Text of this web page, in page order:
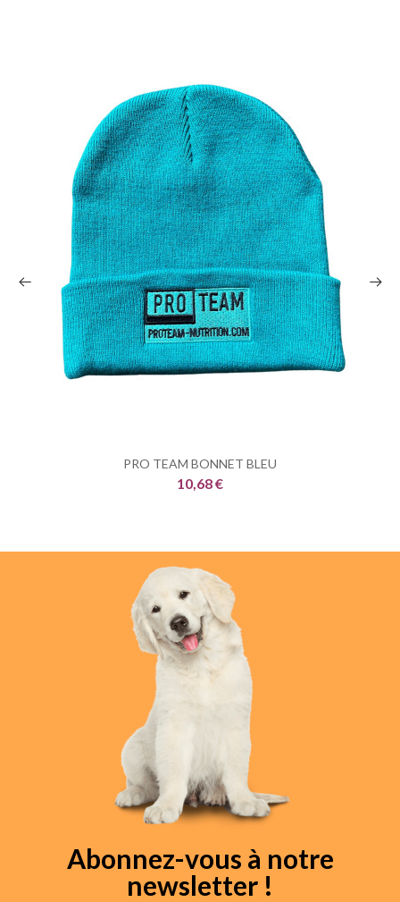
PRO TEAM BONNET BLEU
10,68 €
Abonnez-vous à notre
newsletter !